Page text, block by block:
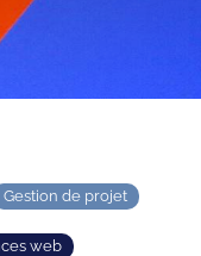
Gestion de projet
web